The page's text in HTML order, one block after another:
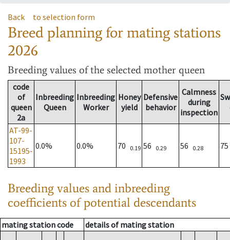
Back to selection form
Breed planning for mating stations
2026
Breeding values of the selected mother queen
code
of
queen
2a
Inbreeding
Queen
Inbreeding
Worker
Honey
yield
Defensive
behavior
Calmness
during
inspection
AT-99-
107-
15195-
1993
0.0% 0.0% 70 0.19 56 0.29 56 0.28
Breeding values and inbreeding
coefficients of potential descendants
mating station code details of mating station